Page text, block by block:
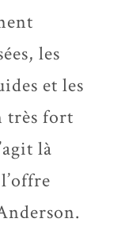
les
et les
très fort
là